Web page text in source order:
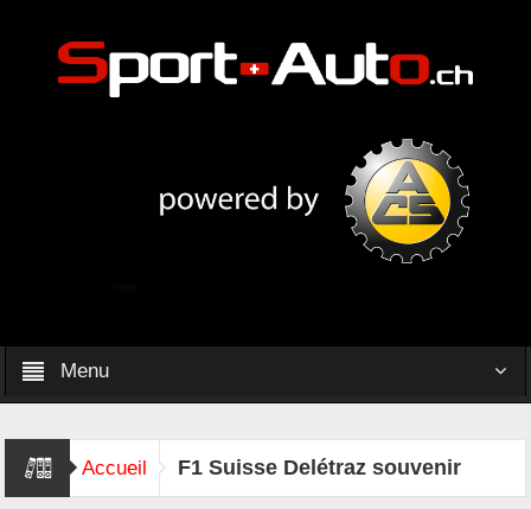
Menu
Accueil F1 Suisse Delétraz souvenir